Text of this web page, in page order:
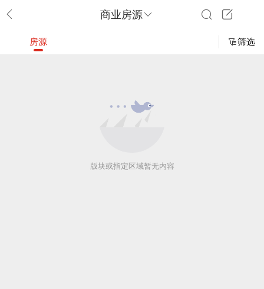
商业房源
房源 筛选
版块或指定区域暂无内容